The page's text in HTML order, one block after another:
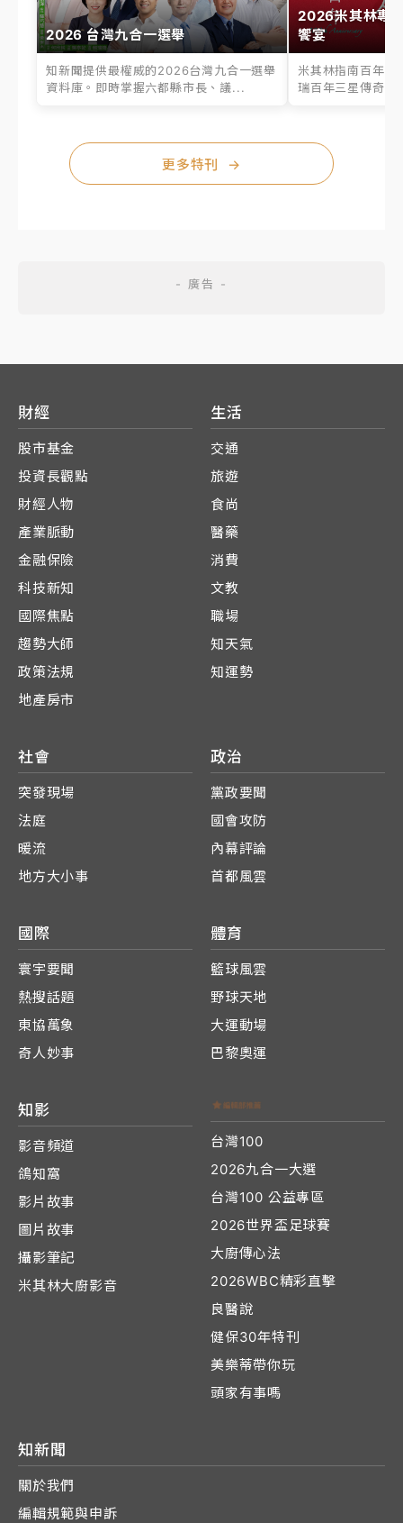
2026 台灣九合一選舉
知新聞提供最權威的2026台灣九合一選舉
資料庫。即時掌握六都縣市長、議...
2026米其林專
饗宴
米其林指南百年之
瑞百年三星傳奇、
更多特刊 →
財經
股市基金
投資長觀點
財經人物
產業脈動
金融保險
科技新知
國際焦點
趨勢大師
政策法規
地產房市
生活
交通
旅遊
食尚
醫藥
消費
文教
職場
知天氣
知運勢
社會
突發現場
法庭
暖流
地方大小事
政治
黨政要聞
國會攻防
內幕評論
首都風雲
國際
寰宇要聞
熱搜話題
東協萬象
奇人妙事
體育
籃球風雲
野球天地
大運動場
巴黎奧運
知影
影音頻道
鴿知窩
影片故事
圖片故事
攝影筆記
米其林大廚影音
台灣100
2026九合一大選
台灣100 公益專區
2026世界盃足球賽
大廚傳心法
2026WBC精彩直擊
良醫說
健保30年特刊
美樂蒂帶你玩
頭家有事嗎
知新聞
關於我們
編輯規範與申訴